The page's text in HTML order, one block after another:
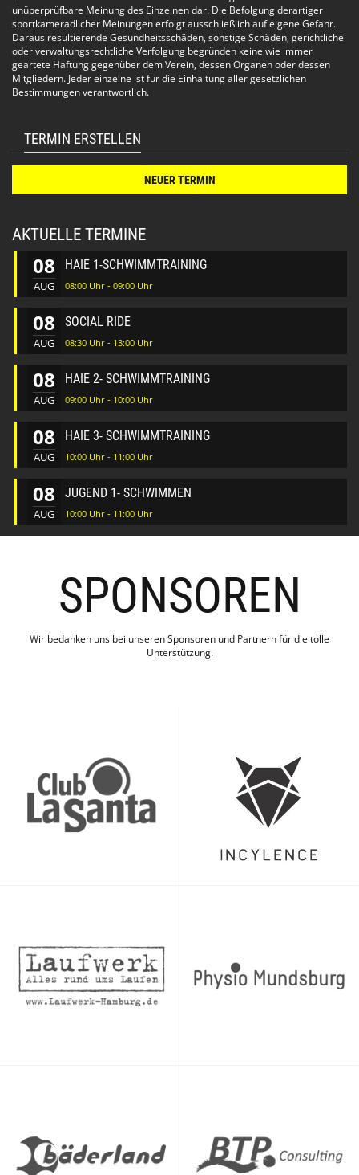
unüberprüfbare Meinung des Einzelnen dar. Die Befolgung derartiger
sportkameradlicher Meinungen erfolgt ausschließlich auf eigene Gefahr.
Daraus resultierende Gesundheitsschäden, sonstige Schäden, gerichtliche
oder verwaltungsrechtliche Verfolgung begründen keine wie immer
geartete Haftung gegenüber dem Verein, dessen Organen oder dessen
Mitgliedern. Jeder einzelne ist für die Einhaltung aller gesetzlichen
Bestimmungen verantwortlich.
TERMIN ERSTELLEN
NEUER TERMIN
AKTUELLE TERMINE
08
AUG
HAIE 1-SCHWIMMTRAINING
08:00 Uhr - 09:00 Uhr
08
AUG
SOCIAL RIDE
08:30 Uhr - 13:00 Uhr
08
AUG
HAIE 2- SCHWIMMTRAINING
09:00 Uhr - 10:00 Uhr
08
AUG
HAIE 3- SCHWIMMTRAINING
10:00 Uhr - 11:00 Uhr
08
AUG
JUGEND 1- SCHWIMMEN
10:00 Uhr - 11:00 Uhr
SPONSOREN
Wir bedanken uns bei unseren Sponsoren und Partnern für die tolle
Unterstützung.